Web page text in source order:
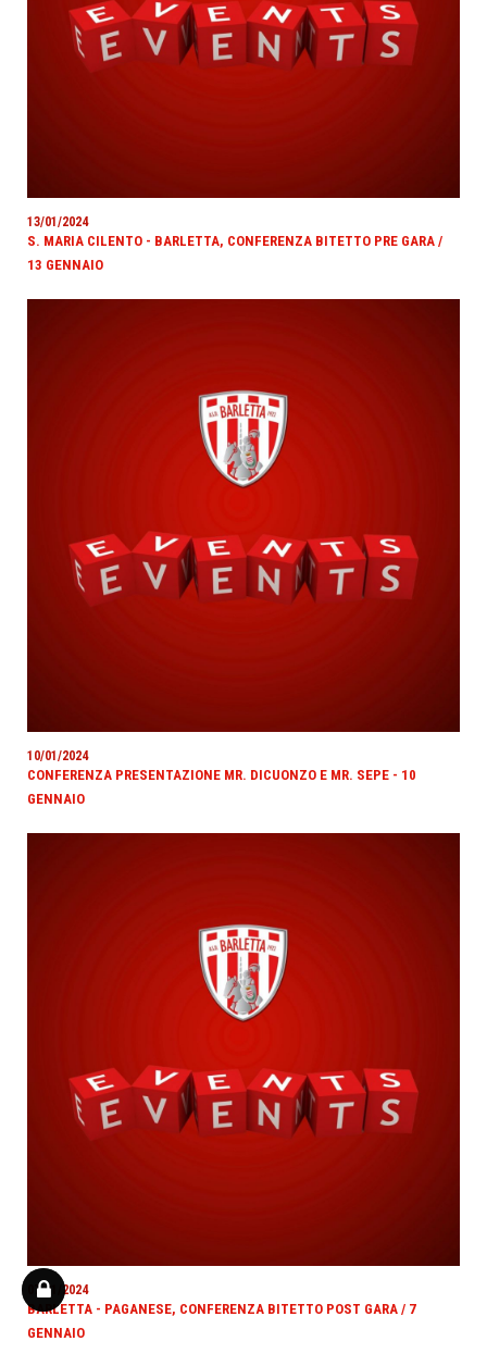
13/01/2024
S. MARIA CILENTO - BARLETTA, CONFERENZA BITETTO PRE GARA /
13 GENNAIO
10/01/2024
CONFERENZA PRESENTAZIONE MR. DICUONZO E MR. SEPE - 10
GENNAIO
07/01/2024
BARLETTA - PAGANESE, CONFERENZA BITETTO POST GARA / 7
GENNAIO